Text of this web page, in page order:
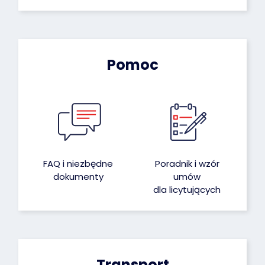
Pomoc
FAQ i niezbędne
dokumenty
Poradnik i wzór
umów
dla licytujących